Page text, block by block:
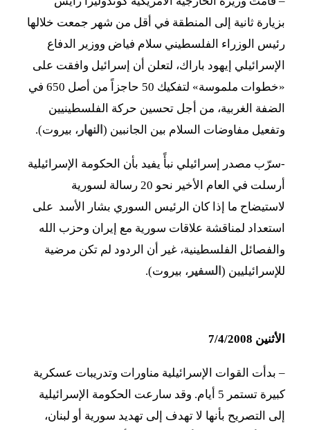
بزيارة ثانية إلى المنطقة في أقل من شهر جمعت خلالها
رئيس الوزراء الفلسطيني سلام فياض ووزير الدفاع
الإسرائيلي إيهود باراك، لتعلن أن إسرائيل وافقت على
«خطوات ملموسة» لتفكيك 50 حاجزاً من أصل 650 في
الضفة الغربية، من أجل تحسين حركة الفلسطينيين
وتفعيل مفاوضات السلام بين الجانبين ( النهار ، بيروت).
-سرّب مصدر إسرائيلي نبأً يفيد بأن الحكومة الإسرائيلية
أرسلت في العام الأخير نحو 20 رسالة لسورية
لاستيضاح ما إذا كان الرئيس السوري بشار الأسد على
استعداد لمناقشة علاقات سورية مع إيران وحزب الله
والفصائل الفلسطينية، غير أن الردود لم تكن مرضية
للإسرائيليين ( السفير ، بيروت).
الأثنين 7/4/2008
– بدأت القوات الإسرائيلية مناورات وتدريبات عسكرية
كبيرة تستمر 5 أيام. وقد سارعت الحكومة الإسرائيلية
إلى التصريح بأنها لا تهدف إلى تهديد سورية أو لبنان،